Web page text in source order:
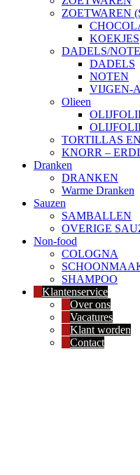
ZOETWAREN
KOEKJES
DADELS/
DADELS
NOTEN
VIJGEN-
Olieen
TORTILLAS
KNORR –
Dranken
DRANKEN
Warme Dranken
Sauzen
SAMBALLEN
OVERIGE
Non-food
COLOGNA
SHAMPOO
Klantenservice
Over ons
Vacatures
Klant worden
Contact